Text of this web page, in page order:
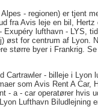
- regionen) er tjent
fra Avis leje en bil, Hertz
Exupéry lufthavn - LYS,
øst for centrum af Lyon.
større byer i Frankrig.
Cartrawler - billeje i Lyon
som Avis Rent A Car,
- a - car operatører hvis
Lufthavn Biludlejning